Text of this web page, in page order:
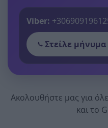
Viber:
Στείλε
Ακολουθήστε μας για
και το